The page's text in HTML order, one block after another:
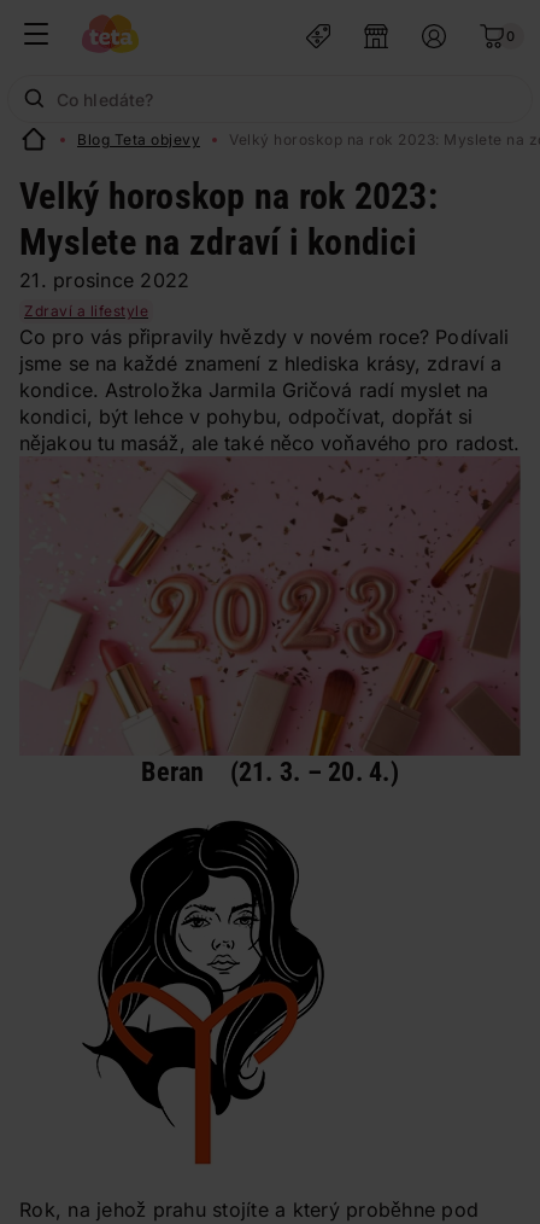
0
Blog Teta objevy Velký horoskop na rok 2023: Myslete na
Velký horoskop na rok 2023:
Myslete na zdraví i kondici
21. prosince 2022
Zdraví a lifestyle
Co pro vás připravily hvězdy v novém roce? Podívali
jsme se na každé znamení z hlediska krásy, zdraví a
kondice. Astroložka Jarmila Gričová radí myslet na
kondici, být lehce v pohybu, odpočívat, dopřát si
nějakou tu masáž, ale také něco voňavého pro radost.
Beran (21. 3. – 20. 4.)
Rok, na jehož prahu stojíte a který proběhne pod